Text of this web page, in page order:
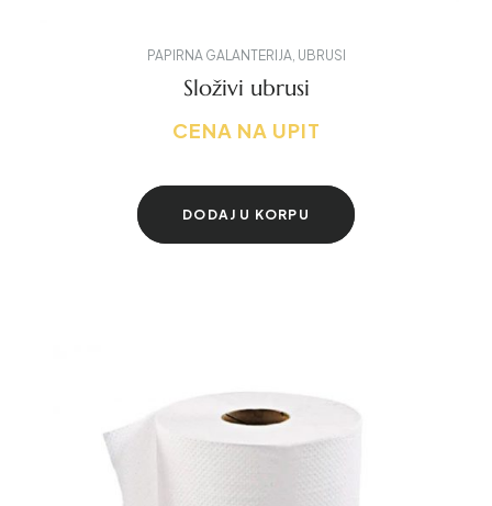
PAPIRNA GALANTERIJA, UBRUSI
Složivi ubrusi
CENA NA UPIT
DODAJ U KORPU